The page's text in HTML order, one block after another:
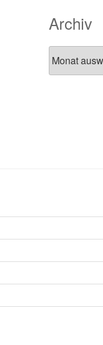
Archiv